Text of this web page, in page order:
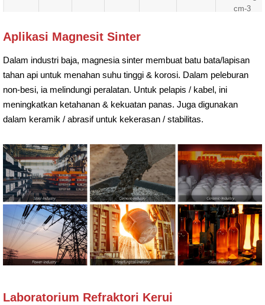
cm-3
Aplikasi Magnesit Sinter
Dalam industri baja, magnesia sinter membuat batu bata/lapisan
tahan api untuk menahan suhu tinggi & korosi. Dalam peleburan
non-besi, ia melindungi peralatan. Untuk pelapis / kabel, ini
meningkatkan ketahanan & kekuatan panas. Juga digunakan
dalam keramik / abrasif untuk kekerasan / stabilitas.
Laboratorium Refraktori Kerui